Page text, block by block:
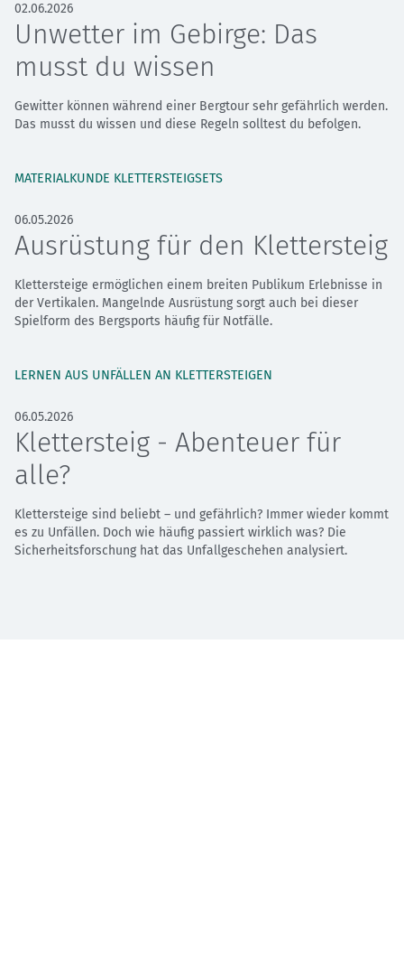
02.06.2026
Unwetter im Gebirge: Das
musst du wissen
Gewitter können während einer Bergtour sehr gefährlich werden.
Das musst du wissen und diese Regeln solltest du befolgen.
MATERIALKUNDE KLETTERSTEIGSETS
06.05.2026
Ausrüstung für den Klettersteig
Klettersteige ermöglichen einem breiten Publikum Erlebnisse in
der Vertikalen. Mangelnde Ausrüstung sorgt auch bei dieser
Spielform des Bergsports häufig für Notfälle.
LERNEN AUS UNFÄLLEN AN KLETTERSTEIGEN
06.05.2026
Klettersteig - Abenteuer für
alle?
Klettersteige sind beliebt – und gefährlich? Immer wieder kommt
es zu Unfällen. Doch wie häufig passiert wirklich was? Die
Sicherheitsforschung hat das Unfallgeschehen analysiert.